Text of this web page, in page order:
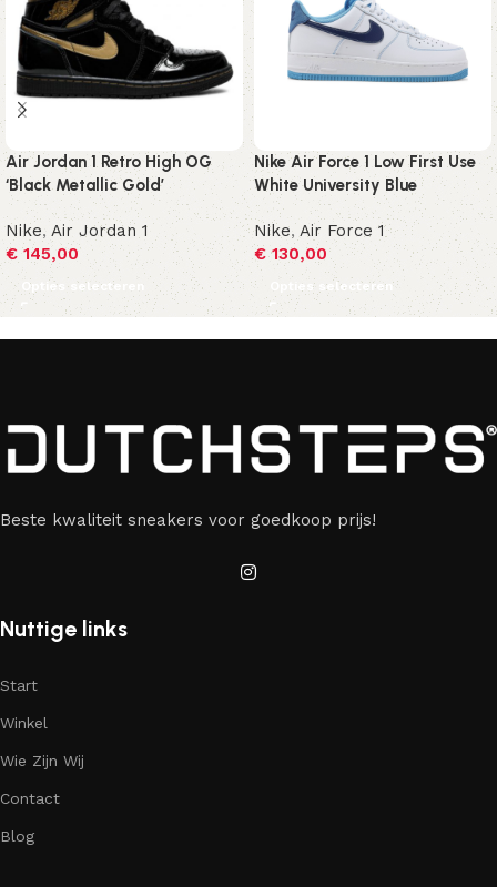
Air Jordan 1 Retro High OG
‘Black Metallic Gold’
Nike, Air Jordan 1
€ 145,00
Opties selecteren
Nike Air Force 1 Low First Use
White University Blue
Nike,Air Force 1
€130,00
Opties selecteren
Beste kwaliteit sneakers voor goedkoop prijs!
Nuttige links
Start
Winkel
Wie Zijn Wij
Contact
Blog